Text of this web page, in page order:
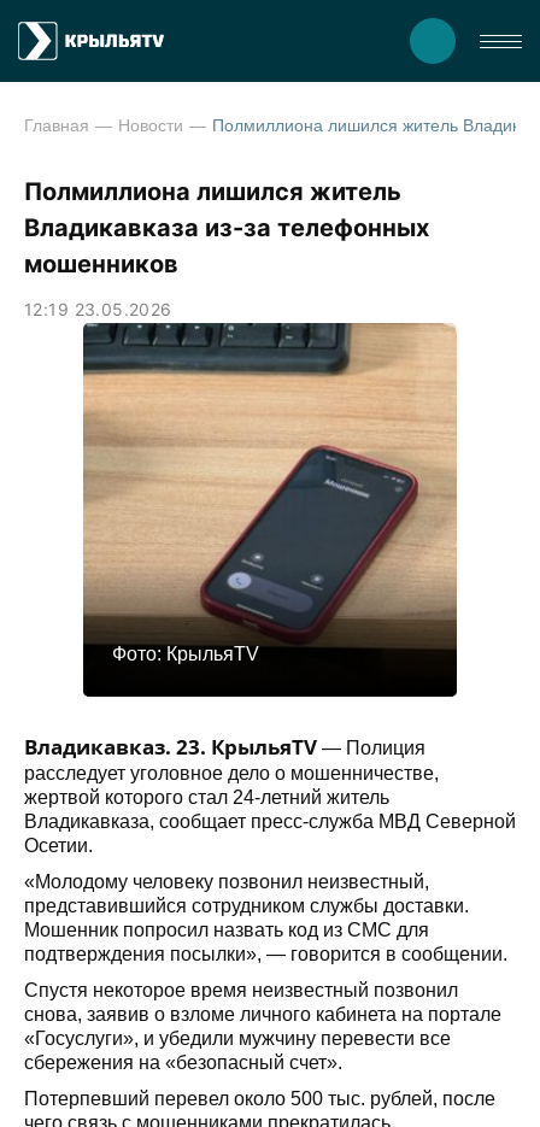
Главная Новости
Полмиллиона лишился житель
Владикавказа из-за телефонных
мошенников
12:19 23.05.2026
Фото: КрыльяTV
Владикавказ. 23. КрыльяTV — Полиция
расследует уголовное дело о мошенничестве,
жертвой которого стал 24-летний житель
Владикавказа, сообщает пресс-служба МВД Северной
Осетии.
«Молодому человеку позвонил неизвестный,
представившийся сотрудником службы доставки.
Мошенник попросил назвать код из СМС для
подтверждения посылки», — говорится в сообщении.
Спустя некоторое время неизвестный позвонил
снова, заявив о взломе личного кабинета на портале
«Госуслуги», и убедили мужчину перевести все
сбережения на «безопасный счет».
Потерпевший перевел около 500 тыс. рублей, после
чего связь с мошенниками прекратилась.